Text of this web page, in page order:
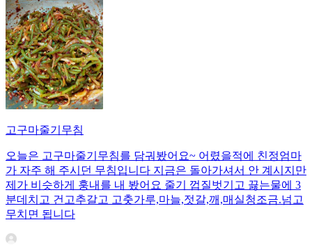
고구마줄기무침
오늘은 고구마줄기무침를 담궈봤어요~ 어렸을적에 친정엄마
가 자주 해 주시던 무침입니다 지금은 돌아가셔서 안 계시지만
제가 비슷하게 훙내를 내 봤어요 줄기 껍질벗기고 끓는물에 3
분데치고 건고추갈고 고춧가루,마늘,젓갈,깨,매실청조금.넘고
무치면 됩니다